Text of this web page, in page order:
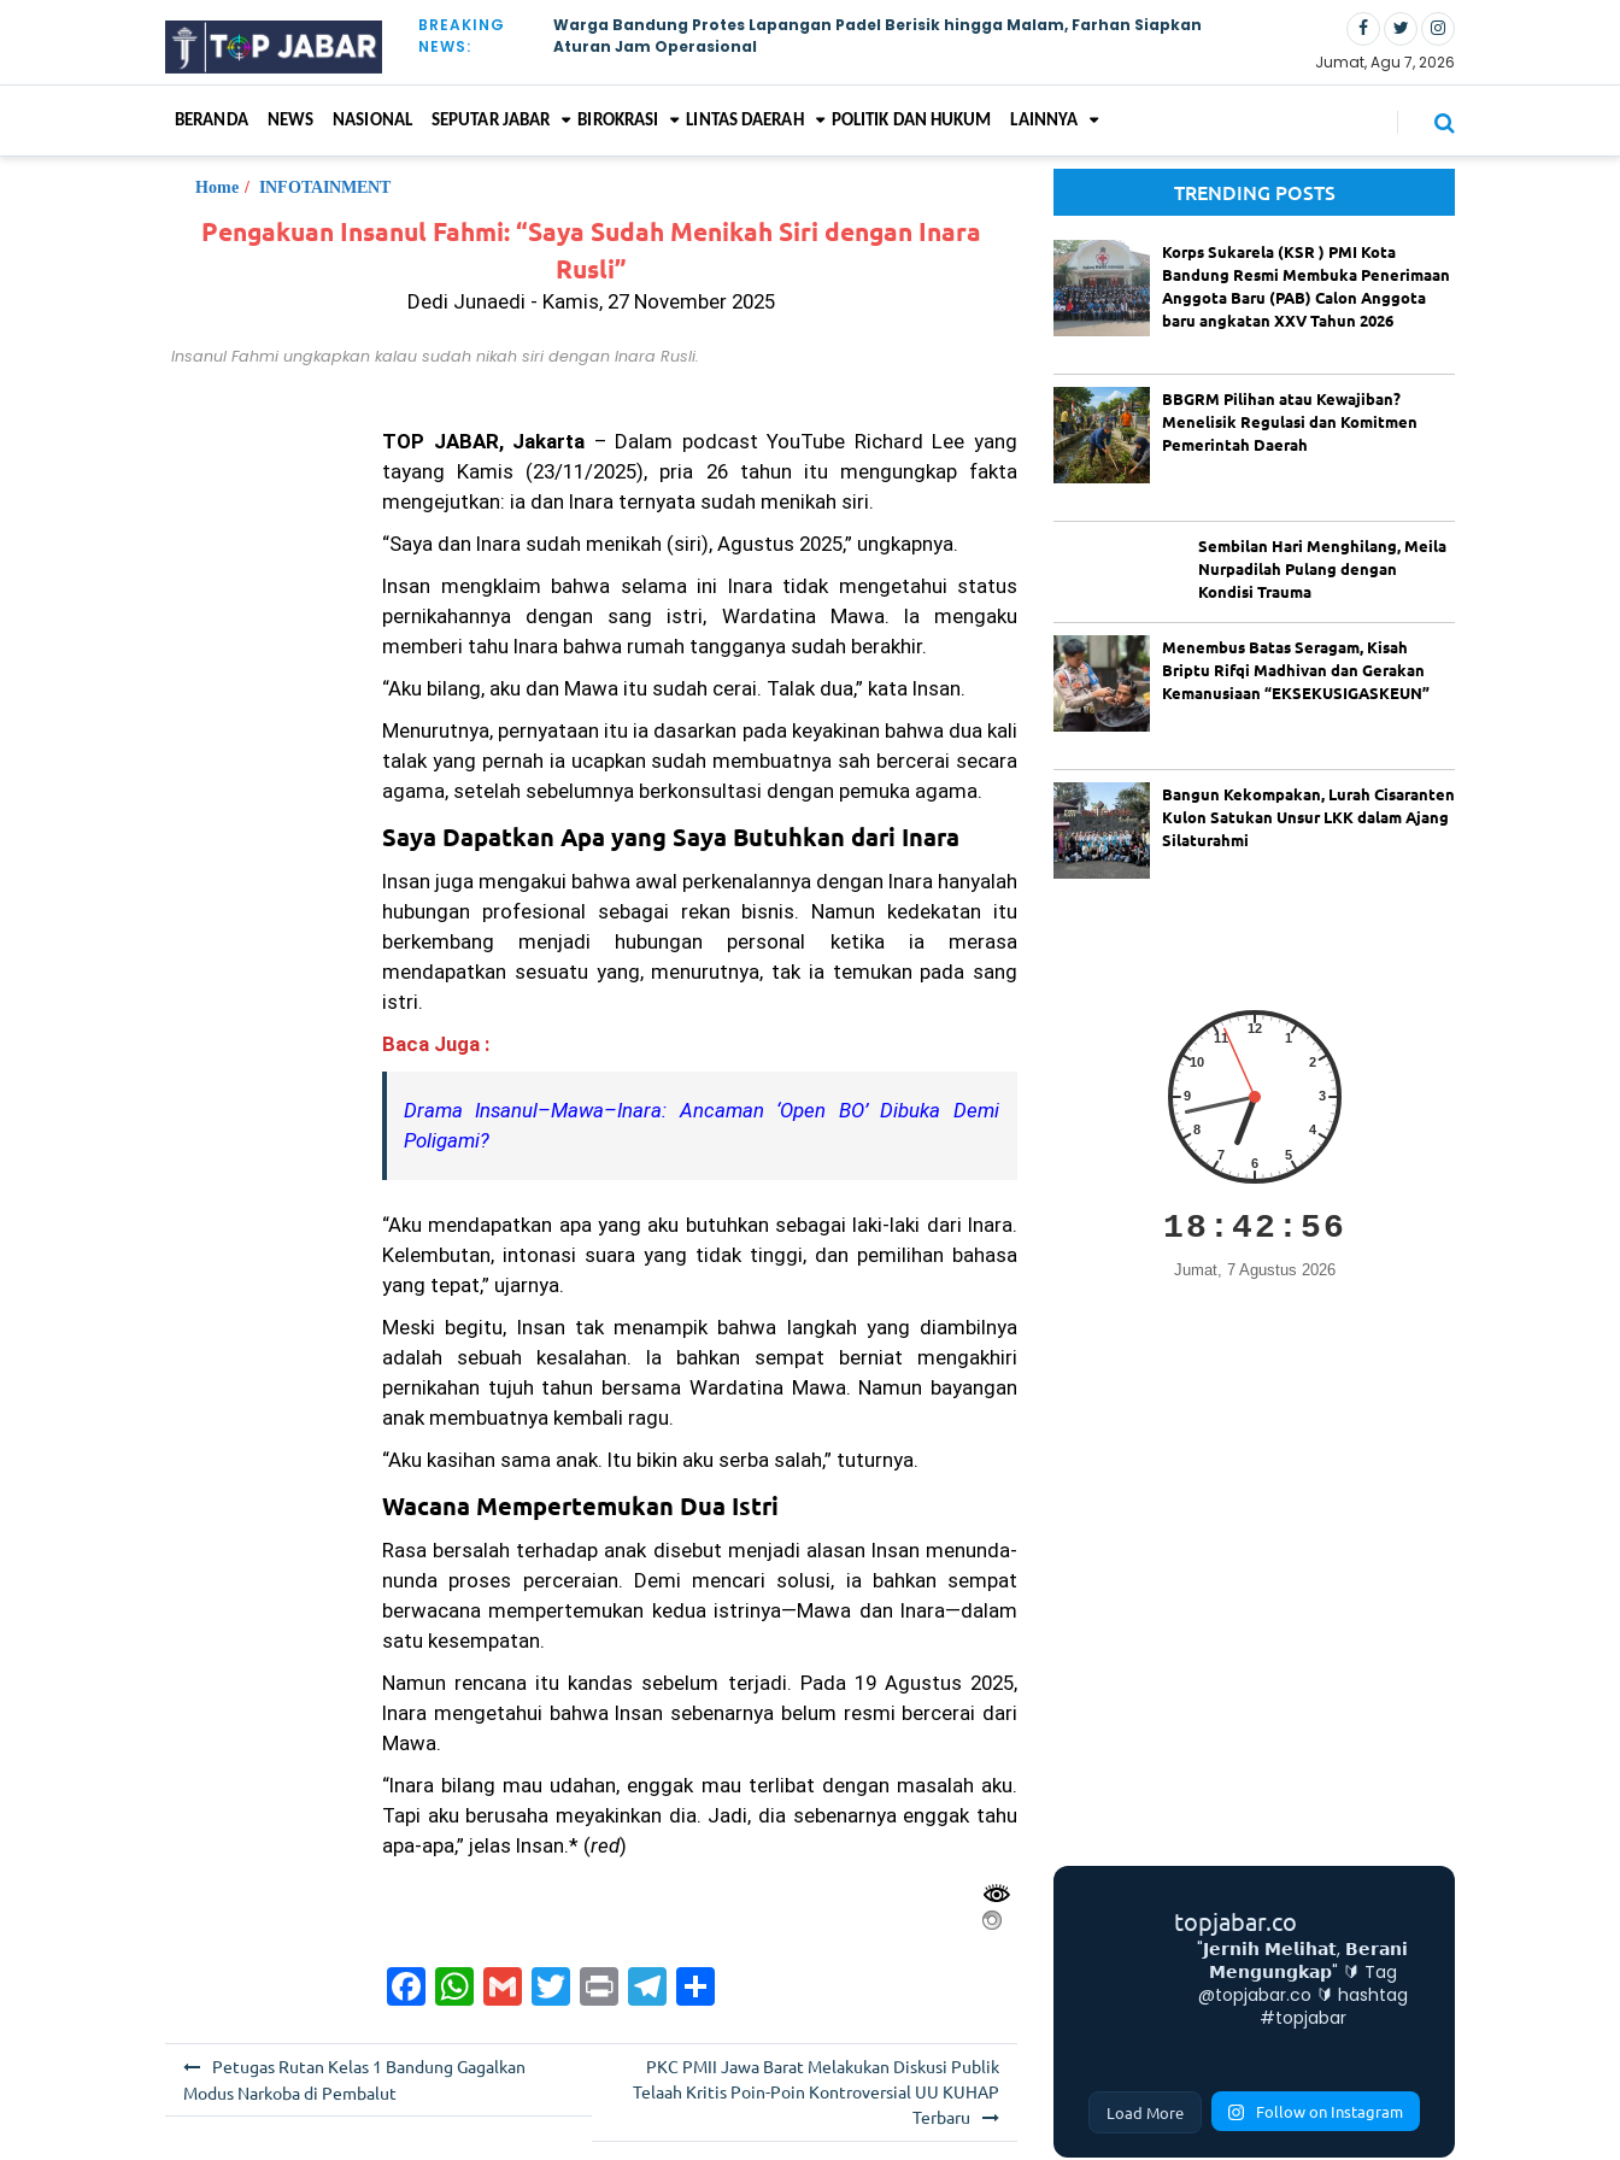
p
c
BREAKING
NEWS:
Warga Bandung Protes Lapangan Padel Berisik hingga Malam, Farhan Siapkan
Aturan Jam Operasional
Jumat, Agu 7, 2026
BERANDA NEWS NASIONAL SEPUTAR JABAR BIROKRASI LINTAS DAERAH POLITIK DAN HUKUM LAINNYA
Home / INFOTAINMENT
Pengakuan Insanul Fahmi: “Saya Sudah Menikah Siri dengan Inara
Rusli”
Dedi Junaedi - Kamis, 27 November 2025
Insanul Fahmi ungkapkan kalau sudah nikah siri dengan Inara Rusli.
TOP JABAR, Jakarta – Dalam podcast YouTube Richard Lee yang
tayang Kamis (23/11/2025), pria 26 tahun itu mengungkap fakta
mengejutkan: ia dan Inara ternyata sudah menikah siri.
“Saya dan Inara sudah menikah (siri), Agustus 2025,” ungkapnya.
Insan mengklaim bahwa selama ini Inara tidak mengetahui status
pernikahannya dengan sang istri, Wardatina Mawa. Ia mengaku
memberi tahu Inara bahwa rumah tangganya sudah berakhir.
“Aku bilang, aku dan Mawa itu sudah cerai. Talak dua,” kata Insan.
Menurutnya, pernyataan itu ia dasarkan pada keyakinan bahwa dua kali
talak yang pernah ia ucapkan sudah membuatnya sah bercerai secara
agama, setelah sebelumnya berkonsultasi dengan pemuka agama.
Saya Dapatkan Apa yang Saya Butuhkan dari Inara
Insan juga mengakui bahwa awal perkenalannya dengan Inara hanyalah
hubungan profesional sebagai rekan bisnis. Namun kedekatan itu
berkembang menjadi hubungan personal ketika ia merasa
mendapatkan sesuatu yang, menurutnya, tak ia temukan pada sang
istri.
Baca Juga :
Drama Insanul–Mawa–Inara: Ancaman ‘Open BO’ Dibuka Demi
Poligami?
“Aku mendapatkan apa yang aku butuhkan sebagai laki-laki dari Inara.
Kelembutan, intonasi suara yang tidak tinggi, dan pemilihan bahasa
yang tepat,” ujarnya.
Meski begitu, Insan tak menampik bahwa langkah yang diambilnya
adalah sebuah kesalahan. Ia bahkan sempat berniat mengakhiri
pernikahan tujuh tahun bersama Wardatina Mawa. Namun bayangan
anak membuatnya kembali ragu.
“Aku kasihan sama anak. Itu bikin aku serba salah,” tuturnya.
Wacana Mempertemukan Dua Istri
Rasa bersalah terhadap anak disebut menjadi alasan Insan menunda-
nunda proses perceraian. Demi mencari solusi, ia bahkan sempat
berwacana mempertemukan kedua istrinya—Mawa dan Inara—dalam
satu kesempatan.
Namun rencana itu kandas sebelum terjadi. Pada 19 Agustus 2025,
Inara mengetahui bahwa Insan sebenarnya belum resmi bercerai dari
Mawa.
“Inara bilang mau udahan, enggak mau terlibat dengan masalah aku.
Tapi aku berusaha meyakinkan dia. Jadi, dia sebenarnya enggak tahu
apa-apa,” jelas Insan.* (red)
F
a
c
e
W
h
a
ts
G
m
ai
l
T
w
itt
er
Pr
in
t
T
el
e
gr
a
ar
e
Petugas Rutan Kelas 1 Bandung Gagalkan
Modus Narkoba di Pembalut
PKC PMII Jawa Barat Melakukan Diskusi Publik
Telaah Kritis Poin-Poin Kontroversial UU KUHAP
Terbaru
TRENDING POSTS
Korps Sukarela (KSR ) PMI Kota
Bandung Resmi Membuka Penerimaan
Anggota Baru (PAB) Calon Anggota
baru angkatan XXV Tahun 2026
BBGRM Pilihan atau Kewajiban?
Menelisik Regulasi dan Komitmen
Pemerintah Daerah
Sembilan Hari Menghilang, Meila
Nurpadilah Pulang dengan
Kondisi Trauma
Menembus Batas Seragam, Kisah
Briptu Rifqi Madhivan dan Gerakan
Kemanusiaan “EKSEKUSIGASKEUN”
Bangun Kekompakan, Lurah Cisaranten
Kulon Satukan Unsur LKK dalam Ajang
Silaturahmi
18:42:57
Jumat, 7 Agustus 2026
topjabar.co
"𝗝𝗲𝗿𝗻𝗶𝗵 𝗠𝗲𝗹𝗶𝗵𝗮𝘁, 𝗕𝗲𝗿𝗮𝗻𝗶
𝗠𝗲𝗻𝗴𝘂𝗻𝗴𝗸𝗮𝗽" 🔰 Tag
@topjabar.co 🔰 hashtag
#topjabar
Load More Follow on Instagram